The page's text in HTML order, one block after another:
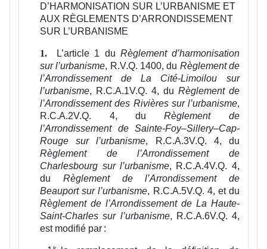
D’HARMONISATION SUR L’URBANISME ET
AUX RÈGLEMENTS D’ARRONDISSEMENT
SUR L’URBANISME
1. L’article 1 du Règlement d’harmonisation
sur l’urbanisme, R.V.Q. 1400, du Règlement de
l’Arrondissement de La Cité-Limoilou sur
l’urbanisme, R.C.A.1V.Q. 4, du Règlement de
l’Arrondissement des Rivières sur l’urbanisme,
R.C.A.2V.Q. 4, duRèglement de
l’Arrondissement de Sainte‑Foy–Sillery–Cap-
Rouge sur l’urbanisme, R.C.A.3V.Q. 4, du
Règlement de l’Arrondissement de
Charlesbourg sur l’urbanisme, R.C.A.4V.Q. 4,
du Règlement de l’Arrondissement de
Beauport sur l’urbanisme, R.C.A.5V.Q. 4, et du
Règlement de l’Arrondissement de La Haute-
Saint-Charles sur l’urbanisme, R.C.A.6V.Q. 4,
est modifié par :